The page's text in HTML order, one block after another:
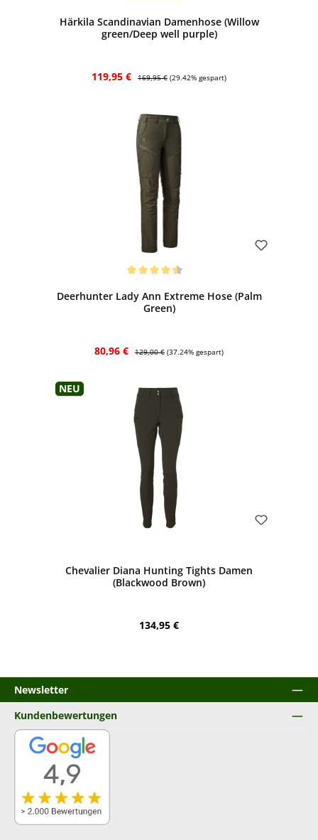
Härkila Scandinavian Damenhose (Willow
green/Deep well purple)
Verkaufspreis:
119,95 € Regulärer Preis:
169,95 € (29.42% gespart)
Deerhunter Lady Ann Extreme Hose (Palm
Green)
Verkaufspreis:
80,96 € Regulärer Preis:
129,00 € (37.24% gespart)
Neu
Chevalier Diana Hunting Tights Damen
(Blackwood Brown)
Regulärer Preis:
134,95 €
Newsletter
Kundenbewertungen